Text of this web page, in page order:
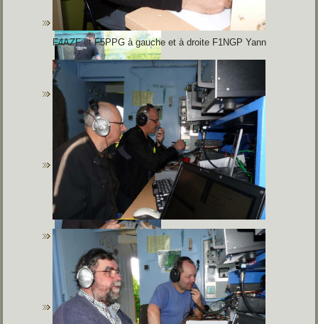
F4AZF et F5PPG à gauche et à droite F1NGP Yann